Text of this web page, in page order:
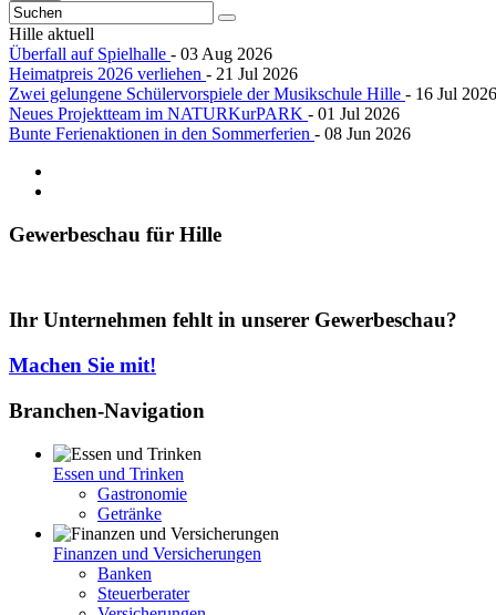
Hille aktuell
Überfall auf Spielhalle - 03 Aug 2026
Heimatpreis 2026 verliehen - 21 Jul 2026
Zwei gelungene Schülervorspiele der Musikschule Hille - 16 Jul 2026
Neues Projektteam im NATURKurPARK - 01 Jul 2026
Bunte Ferienaktionen in den Sommerferien - 08 Jun 2026
Gewerbeschau für Hille
Ihr Unternehmen fehlt in unserer Gewerbeschau?
Machen Sie mit!
Branchen-Navigation
Essen und Trinken
Gastronomie
Getränke
Finanzen und Versicherungen
Banken
Steuerberater